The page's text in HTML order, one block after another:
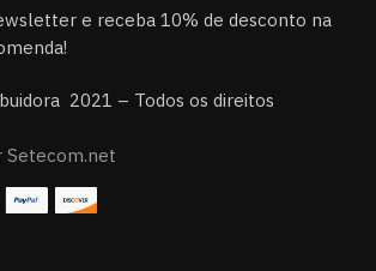
e receba 10% de desconto na
2021 – Todos os direitos
Setecom.net